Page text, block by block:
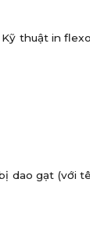
thuật in
dao gạt (với